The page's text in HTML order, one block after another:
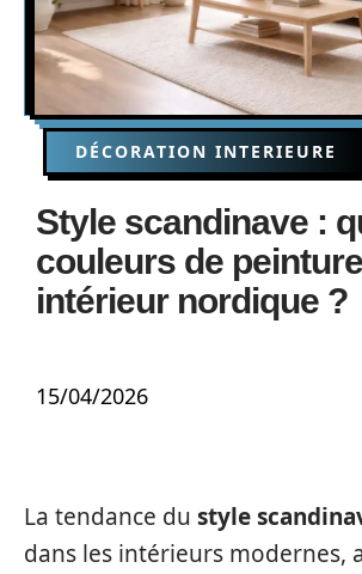
DÉCORATION INTERIEURE
Style scandinave :
couleurs de
intérieur nordique ?
15/04/2026
La tendance du style
dans les intérieurs modernes,